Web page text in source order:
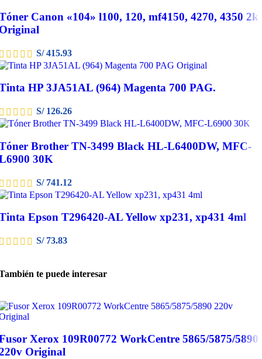
Canon «104» l100, 120, mf4150, 4270, 4350 2k
S/415.93
HP 3JA51AL (964) Magenta 700 PAG.
S/126.26
Brother TN-3499 Black HL-L6400DW, MFC-
30K
S/741.12
Epson T296420-AL Yellow xp231, xp431 4ml
S/73.83
te puede interesar
Xerox 109R00772 WorkCentre 5865/5875/5890
Original